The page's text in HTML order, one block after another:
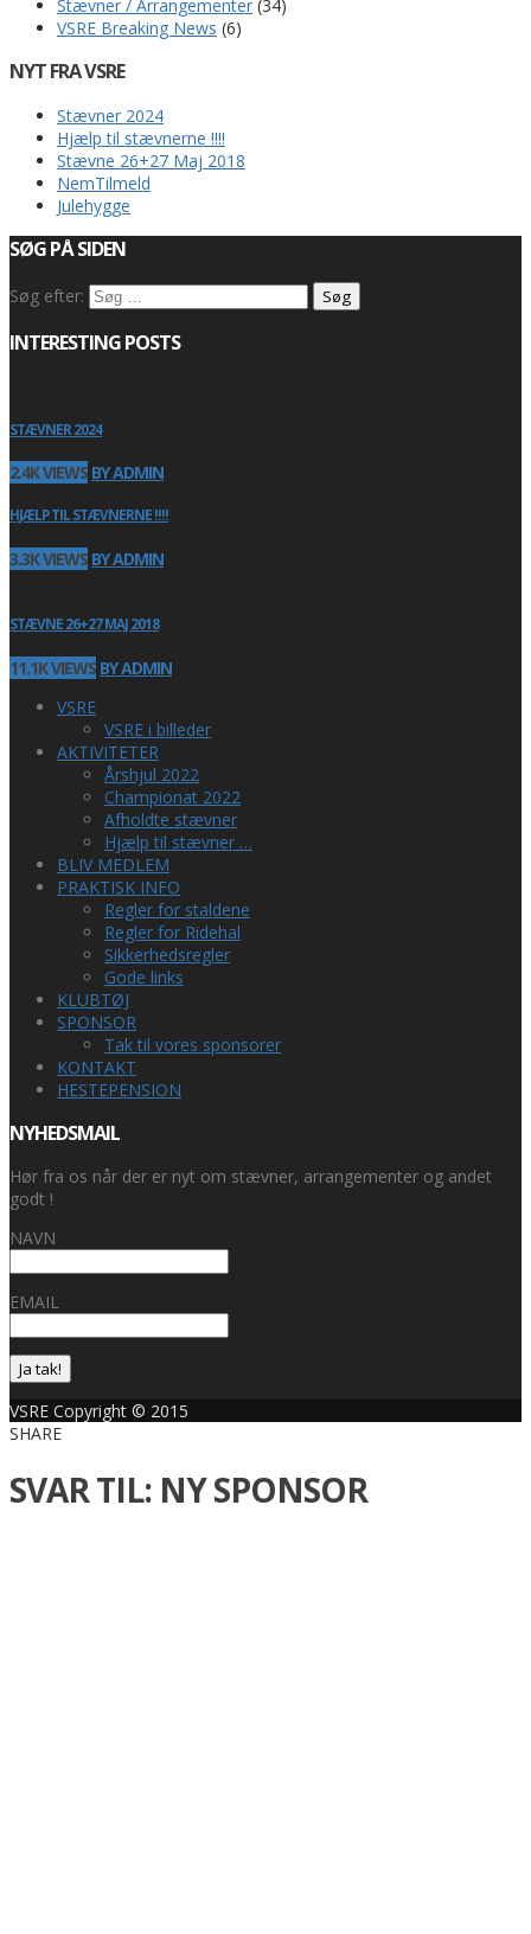
Stævner / Arrangementer (34)
VSRE Breaking News (6)
NYT FRA VSRE
Stævner 2024
Hjælp til stævnerne !!!!
Stævne 26+27 Maj 2018
NemTilmeld
Julehygge
SØG PÅ SIDEN
Søg efter:
INTERESTING POSTS
STÆVNER 2024
2.4K VIEWS BY ADMIN
HJÆLP TIL STÆVNERNE !!!!
3.3K VIEWS BY ADMIN
STÆVNE 26+27 MAJ 2018
11.1K VIEWS BY ADMIN
VSRE
VSRE i billeder
AKTIVITETER
Årshjul 2022
Championat 2022
Afholdte stævner
Hjælp til stævner …
BLIV MEDLEM
PRAKTISK INFO
Regler for staldene
Regler for Ridehal
Sikkerhedsregler
Gode links
KLUBTØJ
SPONSOR
Tak til vores sponsorer
KONTAKT
HESTEPENSION
NYHEDSMAIL
Hør fra os når der er nyt om stævner, arrangementer og andet
godt !
NAVN
EMAIL
Ja tak!
VSRE Copyright © 2015
SHARE
SVAR TIL: NY SPONSOR